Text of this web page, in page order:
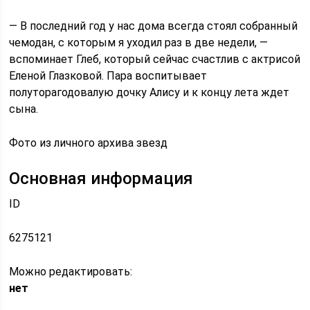
— В последний год у нас дома всегда стоял собранный
чемодан, с которым я уходил раз в две недели, —
вспоминает Глеб, который сейчас счастлив с актрисой
Еленой Глазковой. Пара воспитывает
полуторагодовалую дочку Алису и к концу лета ждет
сына.
Фото из личного архива звезд
Основная информация
ID
6275121
Можно редактировать:
нет